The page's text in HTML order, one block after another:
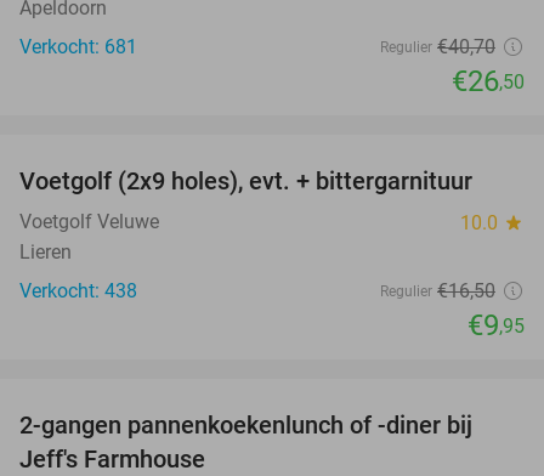
Apeldoorn
Verkocht: 681
Regulier €40,70
€26,50
40%
Voetgolf (2x9 holes), evt. + bittergarnituur
Voetgolf Veluwe 10.0 star
Lieren
Verkocht: 438
Regulier €16,50
€9,95
38%
2-gangen pannenkoekenlunch of -diner bij
Jeff's Farmhouse